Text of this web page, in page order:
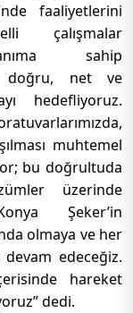
faaliyetlerini
çalışmalar
sahip
doğru, net ve
hedefliyoruz.
muhtemel
bu doğrultuda
üzerinde
Şeker’in
olmaya ve her
edeceğiz.
hareket
dedi.